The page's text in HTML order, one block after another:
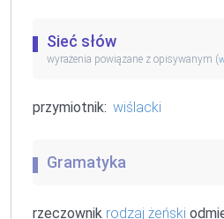
Sieć słów
wyrażenia powiązane z opisywanym (
przymiotnik: wiślacki
Gramatyka
rzeczownik rodzaj żeński